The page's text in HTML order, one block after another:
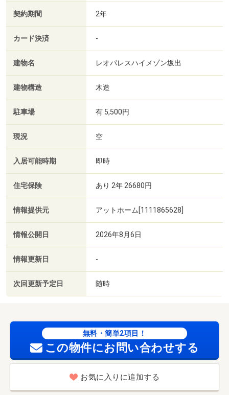
契約期間 2年
カード決済 -
建物名 レオパレスハイメゾン坂出
建物構造 木造
駐車場 有 5,500円
現況 空
入居可能時期 即時
住宅保険 あり 2年 26680円
情報提供元 アットホーム[1111865628]
情報公開日 2026年8月6日
情報更新日 -
次回更新予定日 随時
無料・簡単2項目！
この物件にお問い合わせする
お気に入りに追加する